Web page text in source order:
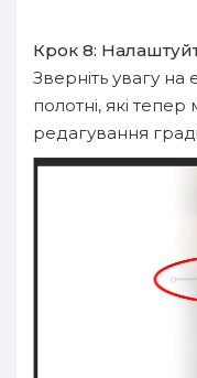
Крок 8:
Зверніть увагу
полотні, які
редагування